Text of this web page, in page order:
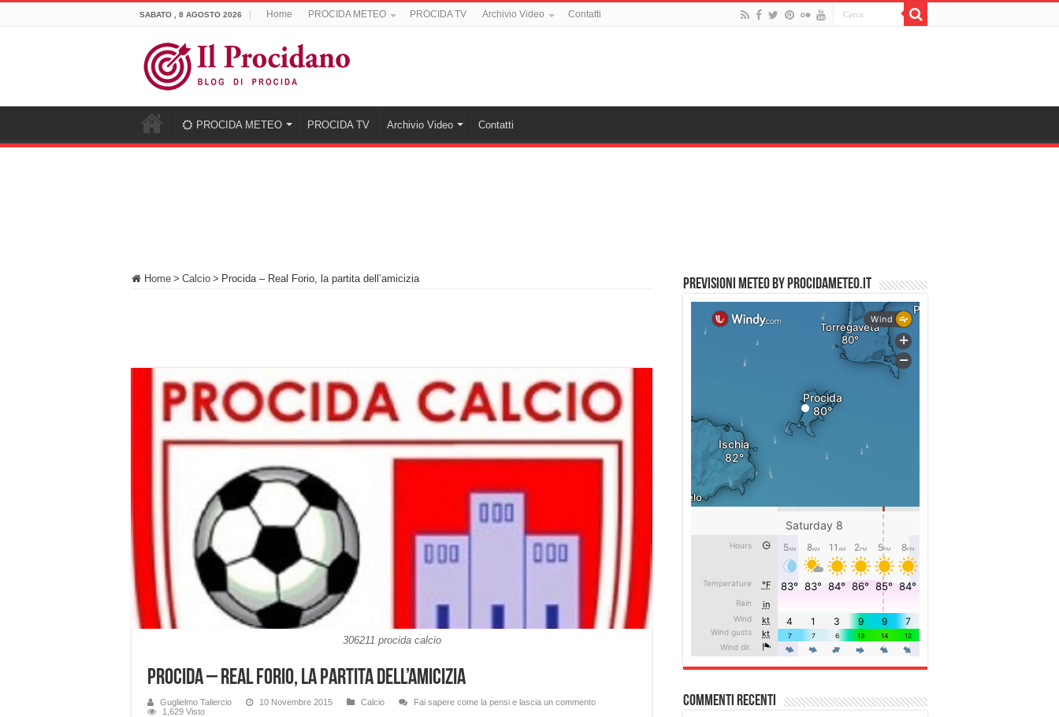
SABATO , 8 AGOSTO 2026 Home PROCIDA METEO PROCIDA TV Archivio Video Contatti
PROCIDA METEO PROCIDA TV Archivio Video Contatti
Home > Calcio > Procida – Real Forio, la partita dell’amicizia
306211 procida calcio
Procida – Real Forio, la partita dell’amicizia
Guglielmo Taliercio 10 Novembre 2015 Calcio
Fai sapere come la pensi e lascia un commento
1,629 Visto
PREVISIONI METEO by PROCIDAMETEO.IT
Commenti recenti